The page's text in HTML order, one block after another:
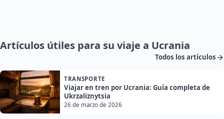
Artículos útiles para su viaje a Ucrania
Todos los artículos
TRANSPORTE
Viajar en tren por Ucrania: Guía completa de
Ukrzaliznytsia
26 de marzo de 2026